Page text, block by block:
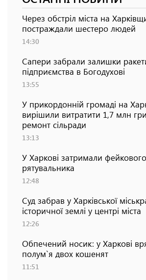
Через обстріл міста на
постраждали шестеро людей
14:30
Сапери забрали залишки
підприємства в Богодухові
13:55
У прикордонній громаді на
вирішили витратити 1,7 млн
ремонт сільради
13:13
У Харкові затримали фейкового
рятувальника
12:48
Суд забрав у Харківської
історичної землі у центрі міста
12:26
Обпечений носик: у Харкові
полум`я двох кошенят
11:51